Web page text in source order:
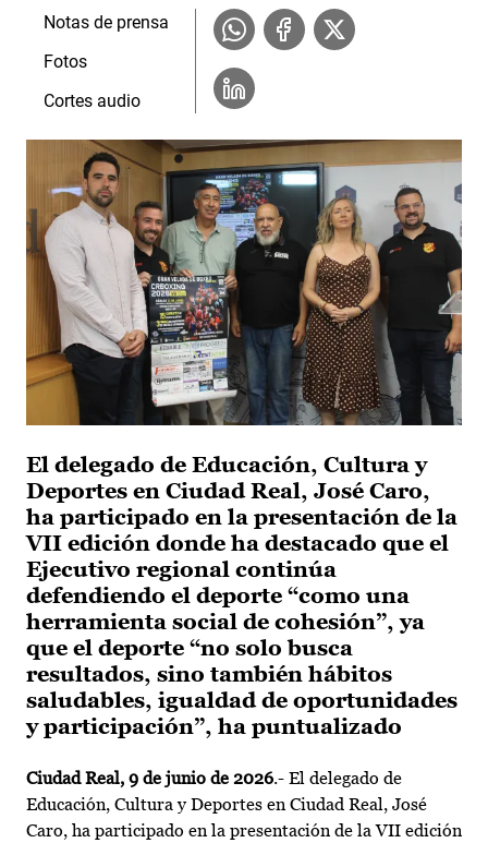
El delegado de Educación, Cultura y
Deportes en Ciudad Real, José Caro,
ha participado en la presentación de la
VII edición donde ha destacado que el
Ejecutivo regional continúa
defendiendo el deporte “como una
herramienta social de cohesión”, ya
que el deporte “no solo busca
resultados, sino también hábitos
saludables, igualdad de oportunidades
y participación”, ha puntualizado
Ciudad Real, 9 de junio de 2026.- El delegado de
Educación, Cultura y Deportes en Ciudad Real, José
Caro, ha participado en la presentación de la VII edición
Notas de prensa
Fotos
Cortes audio